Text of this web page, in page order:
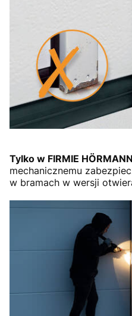
Tylko w FIRMIE HÖRMANN
mechanicznemu
w bramach w wersji